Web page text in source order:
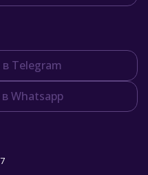
Telegram
Whatsapp